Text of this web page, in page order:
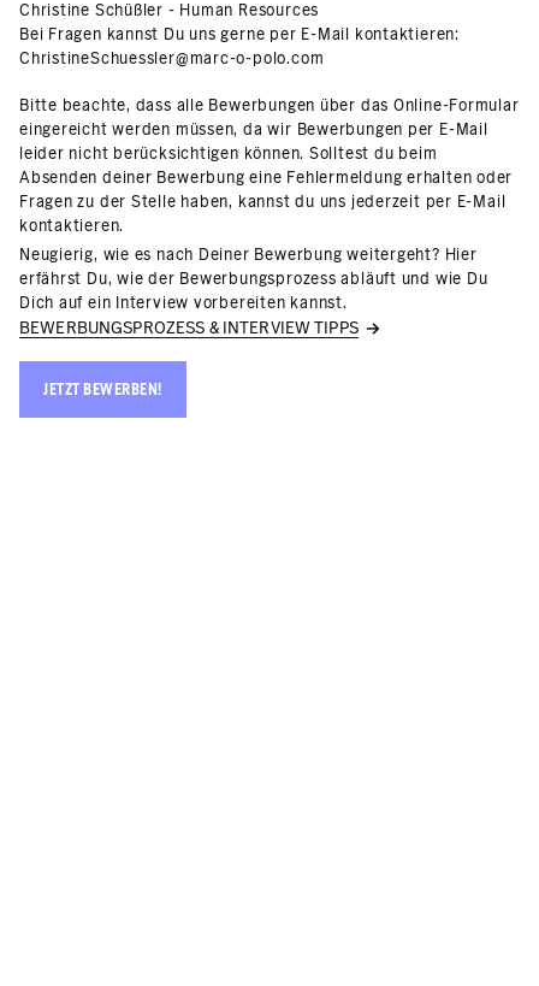
Christine Schüßler - Human Resources
Bei Fragen kannst Du uns gerne per E-Mail kontaktieren:
ChristineSchuessler@marc-o-polo.com
Bitte beachte, dass alle Bewerbungen über das Online-Formular
eingereicht werden müssen, da wir Bewerbungen per E-Mail
leider nicht berücksichtigen können. Solltest du beim
Absenden deiner Bewerbung eine Fehlermeldung erhalten oder
Fragen zu der Stelle haben, kannst du uns jederzeit per E-Mail
kontaktieren.
Neugierig, wie es nach Deiner Bewerbung weitergeht? Hier
erfährst Du, wie der Bewerbungsprozess abläuft und wie Du
Dich auf ein Interview vorbereiten kannst.
BEWERBUNGSPROZESS & INTERVIEW TIPPS
JETZT BEWERBEN!